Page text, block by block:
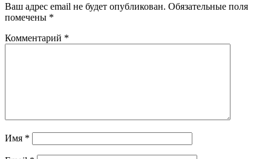
Ваш адрес email не будет опубликован. Обязательные поля
помечены *
Комментарий *
Имя *